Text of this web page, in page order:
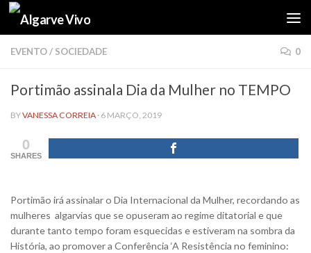
Skip to content
EVENTO/ SOCIEDADE 0
Portimão assinala Dia da Mulher no TEMPO
BYVANESSA CORREIA · 6 MARÇO, 2019
0
SHARES
Portimão irá assinalar o Dia Internacional da Mulher, recordando as
mulheres algarvias que se opuseram ao regime ditatorial e que
durante tanto tempo foram esquecidas e estiveram na sombra da
História, ao promover a Conferência ‘A Resistência no feminino: